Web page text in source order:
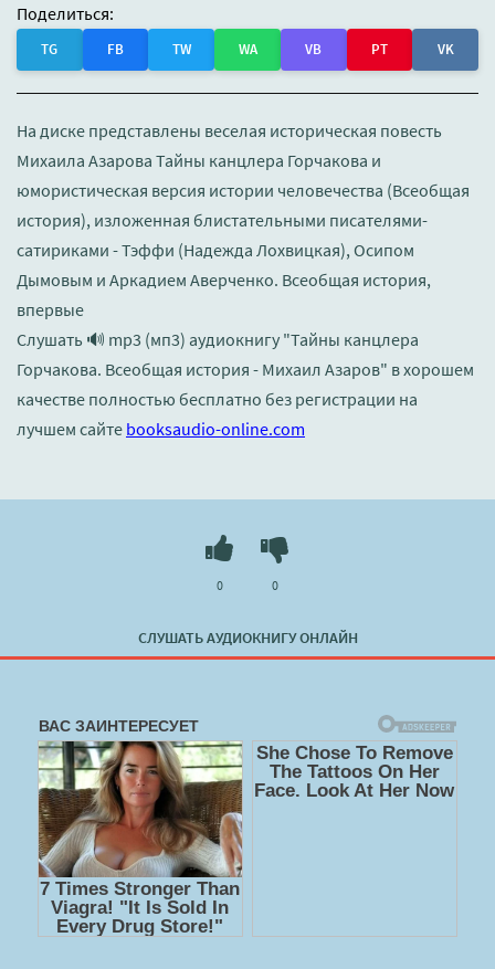
Поделиться:
TG FB TW WA VB PT VK
На диске представлены веселая историческая повесть
Михаила Азарова Тайны канцлера Горчакова и
юмористическая версия истории человечества (Всеобщая
история), изложенная блистательными писателями-
сатириками - Тэффи (Надежда Лохвицкая), Осипом
Дымовым и Аркадием Аверченко. Всеобщая история,
впервые
Слушать 🔊 mp3 (мп3) аудиокнигу "Тайны канцлера
Горчакова. Всеобщая история - Михаил Азаров" в хорошем
качестве полностью бесплатно без регистрации на
лучшем сайте booksaudio-online.com
СЛУШАТЬ АУДИОКНИГУ ОНЛАЙН
0 0